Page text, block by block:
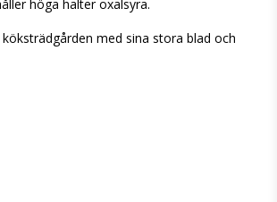
höga halter oxalsyra.
med sina stora blad och